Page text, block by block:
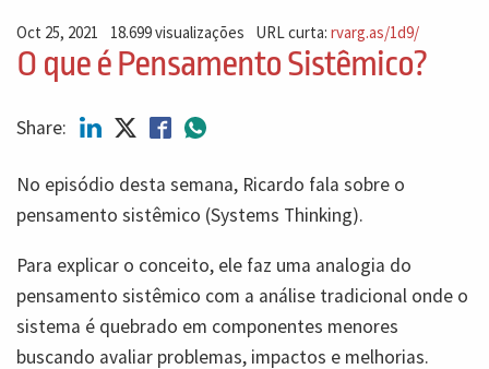
Oct 25, 2021 18.699 visualizações URL curta:rvarg.as/1d9/
O que é Pensamento Sistêmico?
Share:
No episódio desta semana, Ricardo fala sobre o
pensamento sistêmico (Systems Thinking).
Para explicar o conceito, ele faz uma analogia do
pensamento sistêmico com a análise tradicional onde o
sistema é quebrado em componentes menores
buscando avaliar problemas, impactos e melhorias.